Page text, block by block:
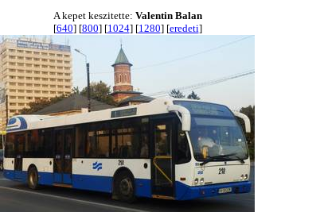
A kepet keszitette: Valentin Balan
[640] [800] [1024] [1280] [eredeti]